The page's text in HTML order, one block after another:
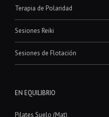
Terapia de Polaridad
Sesiones Reiki
Sesiones de Flotación
EN EQUILIBRIO
Pilates Suelo (Mat)